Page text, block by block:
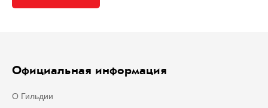
Официальная информация
О Гильдии